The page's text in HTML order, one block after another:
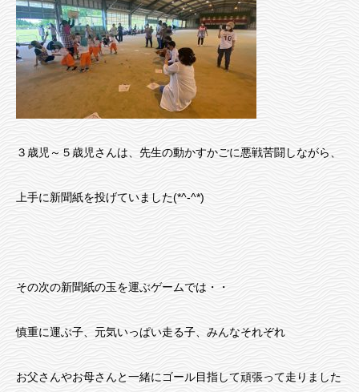
３歳児～５歳児さんは、先生の動かすかごに悪戦苦闘しながら、
上手に新聞紙を投げていました(*^-^*)
その次の新聞紙の玉を運ぶゲームでは・・
慎重に運ぶ子、元気いっぱい走る子、みんなそれぞれ
お父さんやお母さんと一緒にゴール目指して頑張って走りました